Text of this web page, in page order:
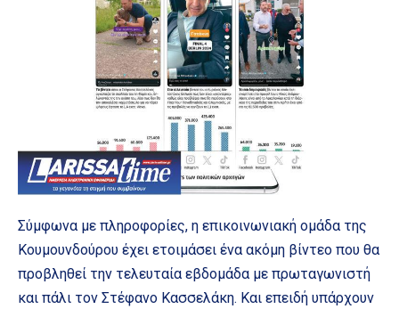
Σύμφωνα με πληροφορίες, η επικοινωνιακή ομάδα της
Κουμουνδούρου έχει ετοιμάσει ένα ακόμη βίντεο που θα
προβληθεί την τελευταία εβδομάδα με πρωταγωνιστή
και πάλι τον Στέφανο Κασσελάκη. Και επειδή υπάρχουν